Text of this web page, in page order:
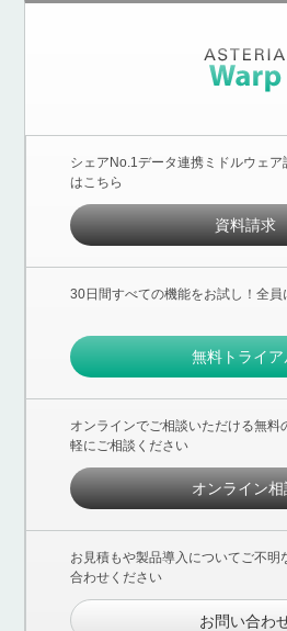
シェアNo.1データ連携ミドルウェ
はこちら
資料請求
30日間すべての機能をお試し！全員
無料トライア
オンラインでご相談いただける無料
軽にご相談ください
オンライン
お見積もや製品導入についてご不明
合わせください
お問い合わ